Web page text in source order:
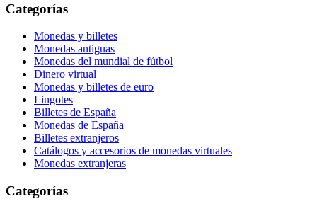
Categorías
Monedas y billetes
Monedas antiguas
Monedas del mundial de fútbol
Dinero virtual
Monedas y billetes de euro
Lingotes
Billetes de España
Monedas de España
Billetes extranjeros
Catálogos y accesorios de monedas virtuales
Monedas extranjeras
Categorías